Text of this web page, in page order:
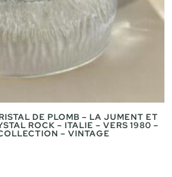
DE PLOMB – LA JUMENT ET
ROCK – ITALIE – VERS 1980 –
– VINTAGE